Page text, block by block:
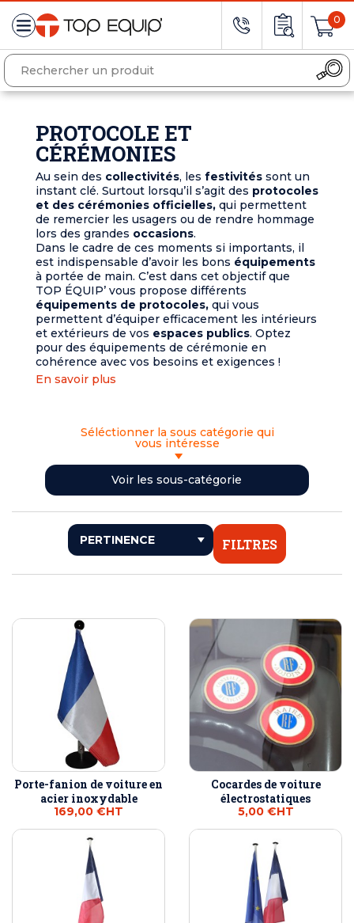
0
PROTOCOLE ET
CÉRÉMONIES
Au sein des collectivités, les festivités sont un
instant clé. Surtout lorsqu’il s’agit des protocoles
et des cérémonies officielles, qui permettent
de remercier les usagers ou de rendre hommage
lors des grandes occasions.
Dans le cadre de ces moments si importants, il
est indispensable d’avoir les bons équipements
à portée de main. C’est dans cet objectif que
TOP ÉQUIP’ vous propose différents
équipements de protocoles, qui vous
permettent d’équiper efficacement les intérieurs
et extérieurs de vos espaces publics. Optez
pour des équipements de cérémonie en
cohérence avec vos besoins et exigences !
En savoir plus
Séléctionner la sous catégorie qui
vous intéresse
<< RETOUR
ENSEMBLE RÉCEPTION ET ACCUEIL
BUSTE DE MARIANNE
NAPPES, TAPIS ET DRAPEAUX DE TABLE
COCARDES ET PORTE FANION
INAUGURATION ET CÉRÉMONIES
Voir les sous-catégorie
FILTRES
Porte-fanion de voiture en
acier inoxydable
169,00 €HT
Cocardes de voiture
électrostatiques
5,00 €HT